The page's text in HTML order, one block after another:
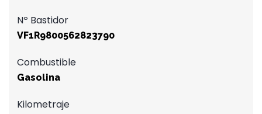
Nº Bastidor
VF1R9800562823790
Combustible
Gasolina
Kilometraje